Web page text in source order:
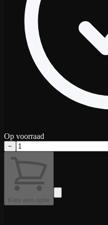
Op voorraad
−
Kies een optie